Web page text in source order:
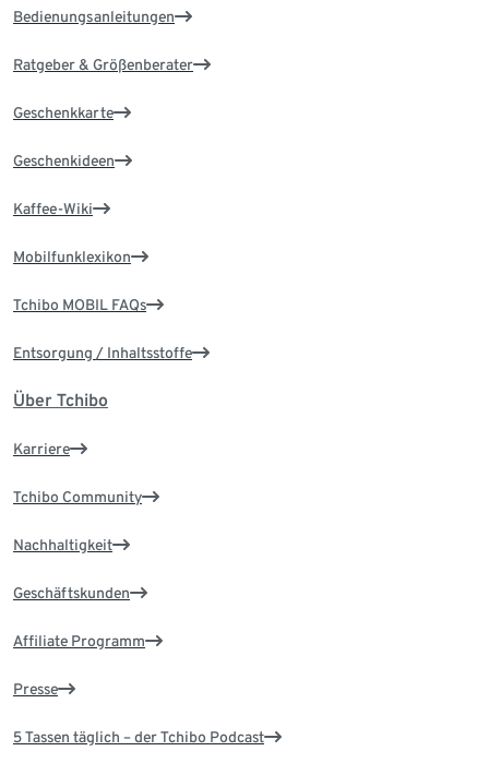
Bedienungsanleitungen
Ratgeber & Größenberater
Geschenkkarte
Geschenkideen
Kaffee-Wiki
Mobilfunklexikon
Tchibo MOBIL FAQs
Entsorgung / Inhaltsstoffe
Über Tchibo
Karriere
Tchibo Community
Nachhaltigkeit
Geschäftskunden
Affiliate Programm
Presse
5 Tassen täglich – der Tchibo Podcast